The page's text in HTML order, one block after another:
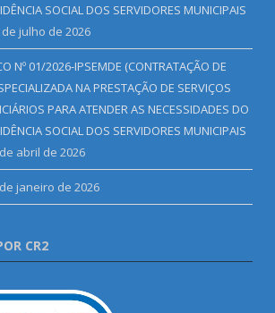
SOCIAL DOS SERVIDORES MUNICIPAIS
de julho de 2026
Nº 01/2026-IPSEMDE (CONTRATAÇÃO DE
NA PRESTAÇÃO DE SERVIÇOS
PARA ATENDER AS NECESSIDADES DO
SOCIAL DOS SERVIDORES MUNICIPAIS
abril de 2026
janeiro de 2026
CR2